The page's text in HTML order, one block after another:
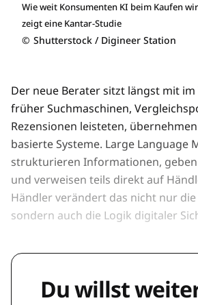
Wie weit Konsumenten KI beim Kaufen
zeigt eine Kantar-Studie
© Shutterstock / Digineer Station
Der neue Berater sitzt längst mit im
früher Suchmaschinen,
Rezensionen leisteten,
basierte Systeme. Large Language
strukturieren Informationen,
und verweisen teils direkt auf
Händler verändert das nicht nur die
sondern auch die Logik digitaler
Du willst